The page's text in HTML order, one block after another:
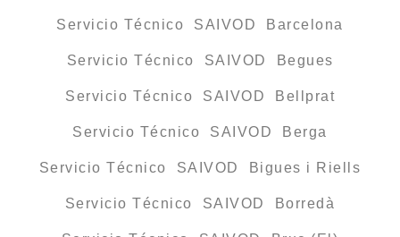
Servicio Técnico SAIVOD Barcelona
Servicio Técnico SAIVOD Begues
Servicio Técnico SAIVOD Bellprat
Servicio Técnico SAIVOD Berga
Servicio Técnico SAIVOD Bigues i Riells
Servicio Técnico SAIVOD Borredà